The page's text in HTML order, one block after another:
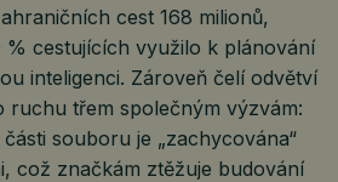
cest 168 milionů,
% cestujících využilo k plánování
inteligenci. Zároveň čelí odvětví
ruchu třem společným výzvám:
souboru je „zachycována“
což značkám ztěžuje budování